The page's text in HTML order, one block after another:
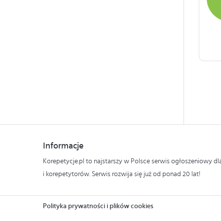
Informacje
Korepetycje.pl to najstarszy w Polsce serwis ogłoszeniowy
i korepetytorów. Serwis rozwija się już od ponad 20 lat!
Polityka prywatności i plików cookies